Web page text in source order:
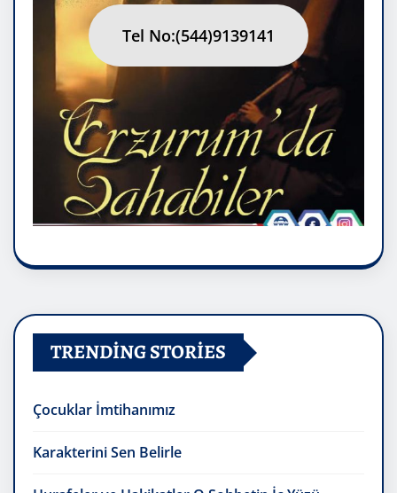
Tel No:(544)9139141
TRENDING STORIES
Çocuklar İmtihanımız
Karakterini Sen Belirle